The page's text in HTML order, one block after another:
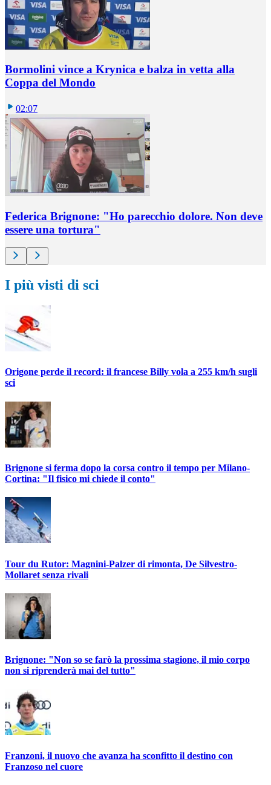
Bormolini vince a Krynica e balza in vetta alla
Coppa del Mondo
02:07
Federica Brignone: "Ho parecchio dolore. Non deve
essere una tortura"
I più visti di sci
Origone perde il record: il francese Billy vola a 255 km/h sugli
sci
Brignone si ferma dopo la corsa contro il tempo per Milano-
Cortina: "Il fisico mi chiede il conto"
Tour du Rutor: Magnini-Palzer di rimonta, De Silvestro-
Mollaret senza rivali
Brignone: "Non so se farò la prossima stagione, il mio corpo
non si riprenderà mai del tutto"
Franzoni, il nuovo che avanza ha sconfitto il destino con
Franzoso nel cuore